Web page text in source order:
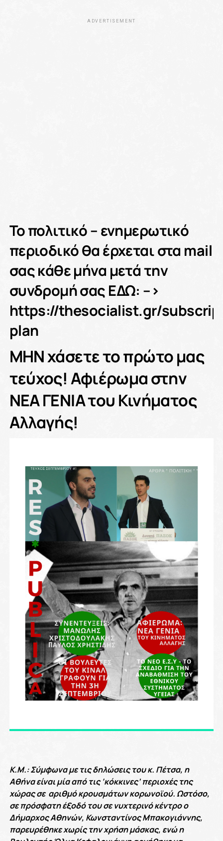
ADVERTISEMENT
Το πολιτικό – ενημερωτικό
περιοδικό θα έρχεται στα mail
σας κάθε μήνα μετά την
συνδρομή σας ΕΔΩ: –>
https://thesocialist.gr/
plan
ΜΗΝ χάσετε το πρώτο μας
τεύχος! Αφιέρωμα στην
ΝΕΑ ΓΕΝΙΑ του Κινήματος
Αλλαγής!
Κ.Μ.: Σύμφωνα με τις δηλώσεις του κ. Πέτσα, η
Αθήνα είναι μία από τις ‘κόκκινες’ περιοχές της
χώρας σε αριθμό κρουσμάτων κορωνοϊού. Ωστόσο,
σε πρόσφατη έξοδό του σε νυχτερινό κέντρο ο
Δήμαρχος Αθηνών, Κωνσταντίνος Μπακογιάννης,
παρευρέθηκε χωρίς την χρήση μάσκας, ενώ η